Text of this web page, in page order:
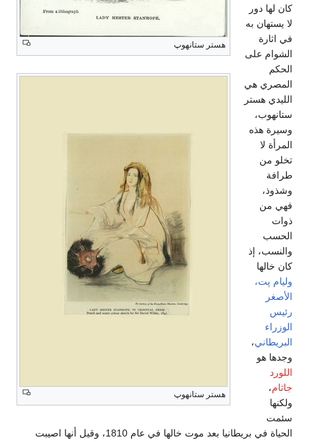
هستر ستانهوپ
هستر ستانهوپ
كان لها دور
لا يستهان به
في اثارة
الشوام على
الحكم
المصري هي
الليدي هستر
ستانهوب،
وسيرة هذه
المرأة لا
تخلو من
طرافة
وشذوذ،
فهي من
ذوات
الحسب
والنسب، إذ
كان خالها
وليام پت،
الأصغر
رئيس
الوزراء
البريطاني،
وجدها هو
اللورد
جاثام،
ولكنها
سئمت
الحياة في بريطانيا بعد موت خالها في عام 1810، وقيل أنها اصيبت